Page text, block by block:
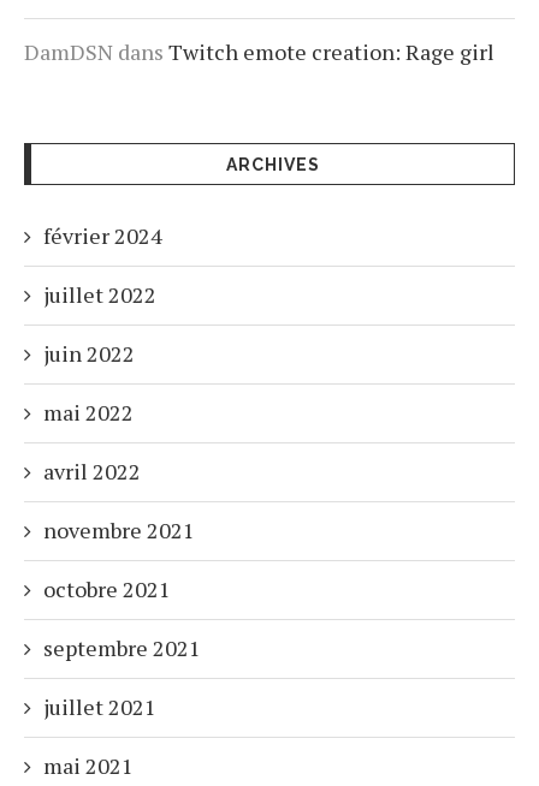
DamDSN dans Twitch emote creation: Rage girl
ARCHIVES
février 2024
juillet 2022
juin 2022
mai 2022
avril 2022
novembre 2021
octobre 2021
septembre 2021
juillet 2021
mai 2021